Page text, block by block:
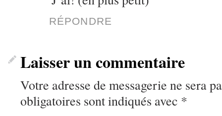
RÉPONDRE
Laisser un commentaire
Votre adresse de messagerie ne sera
obligatoires sont indiqués avec *